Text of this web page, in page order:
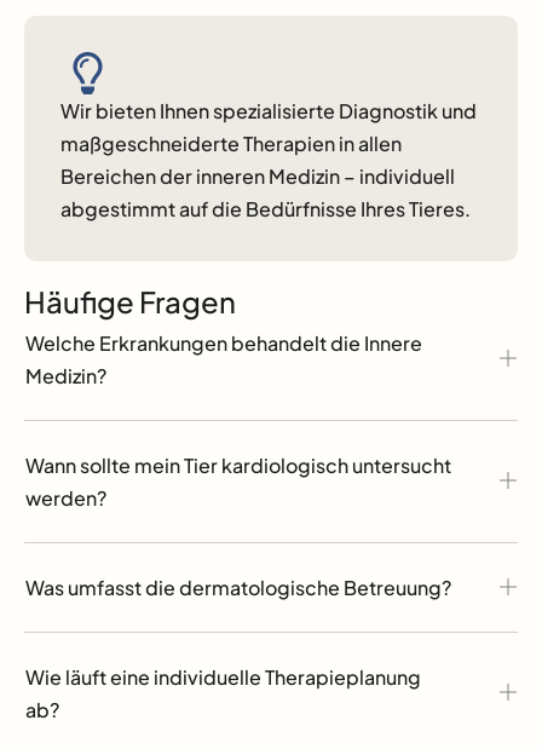
Wir bieten Ihnen spezialisierte Diagnostik und
maßgeschneiderte Therapien in allen
Bereichen der inneren Medizin – individuell
abgestimmt auf die Bedürfnisse Ihres Tieres.
Häufige Fragen
Welche Erkrankungen behandelt die Innere
Medizin?
Wann sollte mein Tier kardiologisch untersucht
werden?
Was umfasst die dermatologische Betreuung?
Wie läuft eine individuelle Therapieplanung
ab?